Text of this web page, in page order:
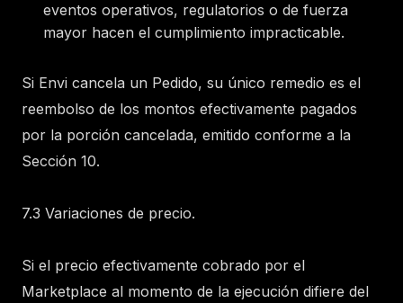
eventos operativos, regulatorios o de fuerza
mayor hacen el cumplimiento impracticable.
Si Envi cancela un Pedido, su único remedio es el
reembolso de los montos efectivamente pagados
por la porción cancelada, emitido conforme a la
Sección 10.
7.3 Variaciones de precio.
Si el precio efectivamente cobrado por el
Marketplace al momento de la ejecución difiere del